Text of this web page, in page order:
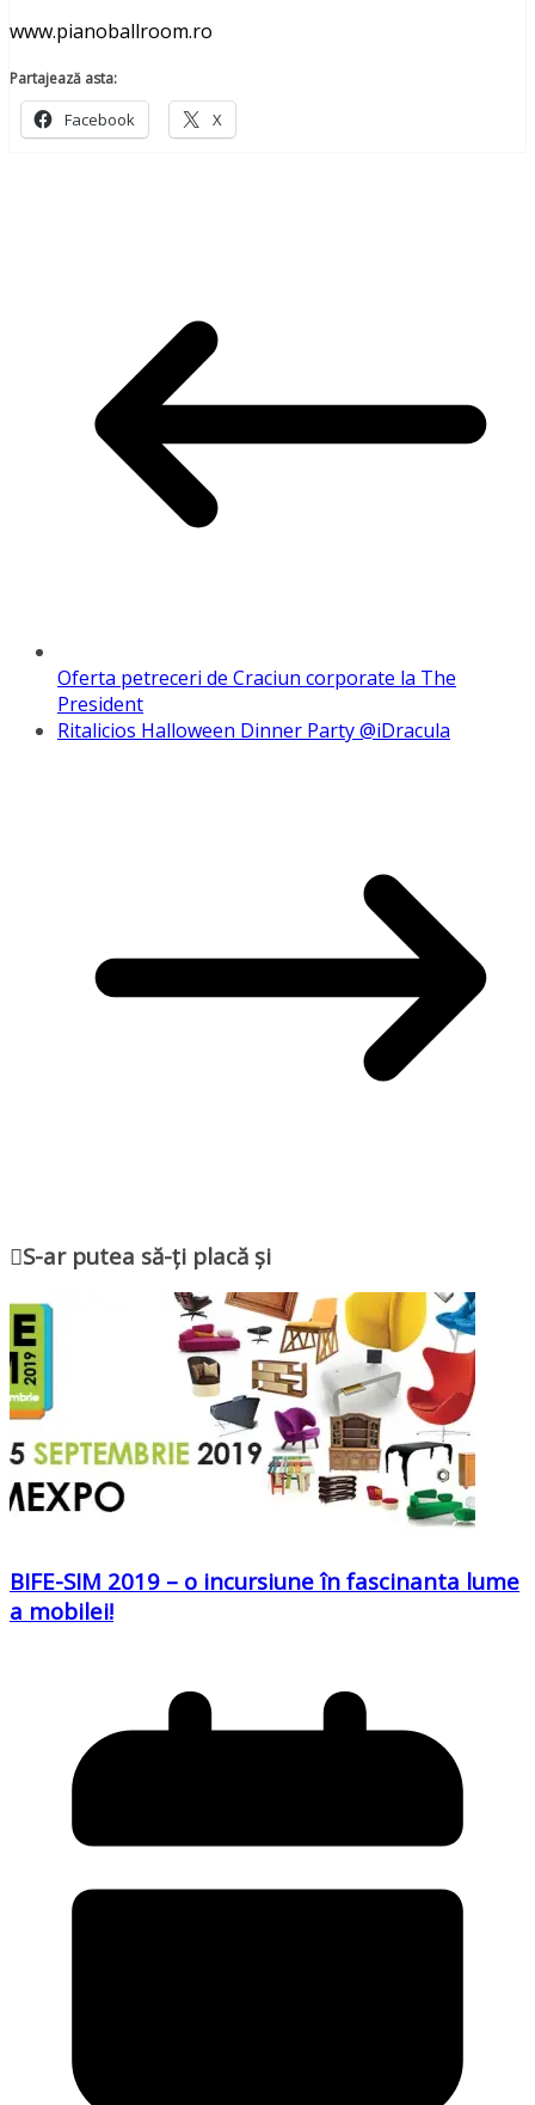
www.pianoballroom.ro
Partajează asta:
Facebook X
Oferta petreceri de Craciun corporate la The
President
Ritalicios Halloween Dinner Party @iDracula
S-ar putea să-ți placă și
BIFE-SIM 2019 – o incursiune în fascinanta lume
a mobilei!